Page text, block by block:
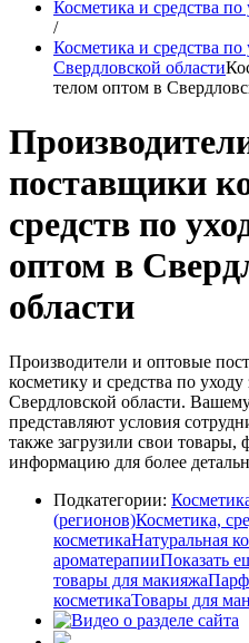
Косметика и средства
/
Косметика и средства по
Свердловской области
телом оптом в
поставщики
средств по
оптом в
области
Производители и оптовые
косметику и средства по
Свердловской области.
представляют условия
также загрузили свои
информацию для более
Подкатегории:
(регионов)Косметика,
косметикаНатуральная
ароматерапииПоказать
товары для макияжа
косметикаТовары для